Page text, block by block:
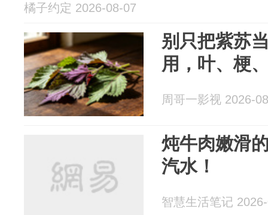
橘子约定 2026-08-07
别只把紫苏
用，叶、梗
周哥一影视 2026-
炖牛肉嫩滑
汽水！
智慧生活笔记